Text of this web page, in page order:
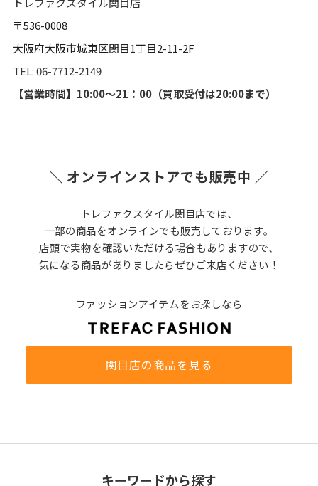
〒536-0008
大阪府大阪市城東区関目1丁目2-11-2F
TEL: 06-7712-2149
【営業時間】10:00～21：00（買取受付は20:00まで）
＼ オンラインストアでも販売中 ／
トレファクスタイル関目店では、
一部の商品をオンラインでも販売しております。
店頭で実物を確認いただける場合もありますので、
気になる商品がありましたらぜひご来店ください！
ファッションアイテムをお探しなら
関目店の商品を見る
キーワードから探す